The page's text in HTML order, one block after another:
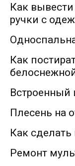
Как
ручки с
Как
Встроенный
Плесень на
Как сделать
Ремонт